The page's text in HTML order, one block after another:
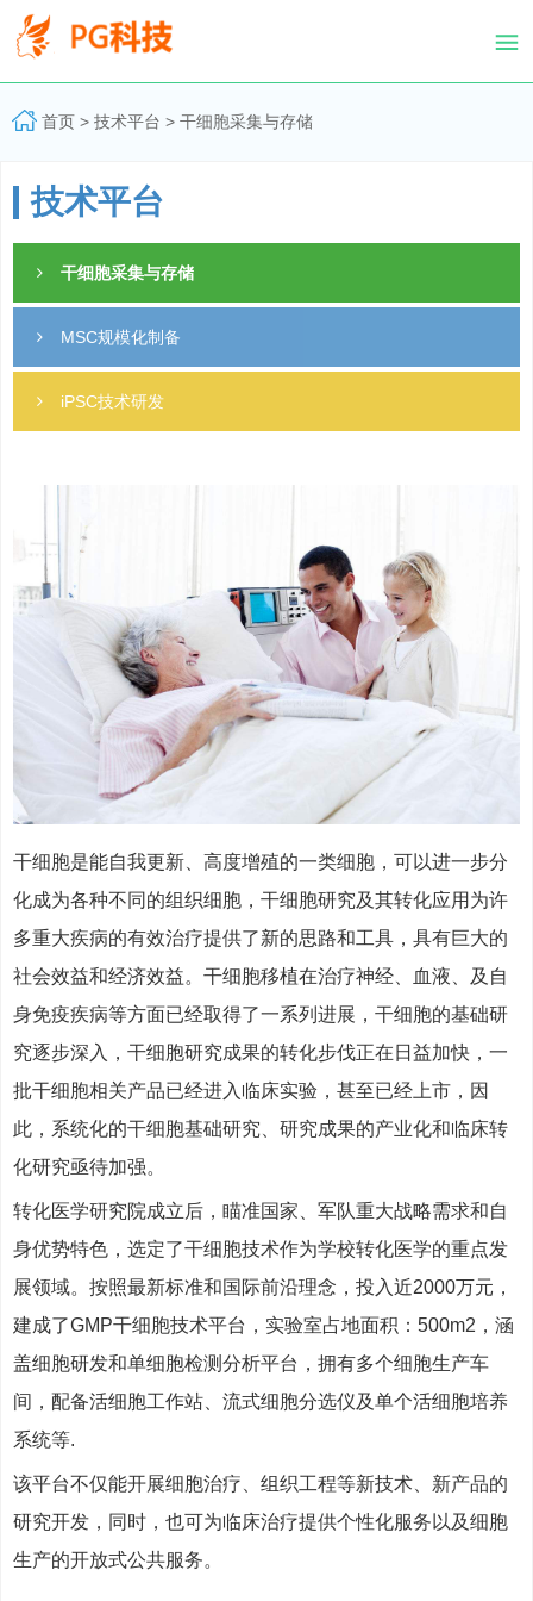
育
限
公
电
方
首页> 技术平台 > 干细胞采集与存储
技术平台
干细胞采集与存储
MSC规模化制备
iPSC技术研发
干细胞是能自我更新、高度增殖的一类细胞，可以进一步分
化成为各种不同的组织细胞，干细胞研究及其转化应用为许
多重大疾病的有效治疗提供了新的思路和工具，具有巨大的
社会效益和经济效益。干细胞移植在治疗神经、血液、及自
身免疫疾病等方面已经取得了一系列进展，干细胞的基础研
究逐步深入，干细胞研究成果的转化步伐正在日益加快，一
批干细胞相关产品已经进入临床实验，甚至已经上市，因
此，系统化的干细胞基础研究、研究成果的产业化和临床转
化研究亟待加强。
转化医学研究院成立后，瞄准国家、军队重大战略需求和自
身优势特色，选定了干细胞技术作为学校转化医学的重点发
展领域。按照最新标准和国际前沿理念，投入近2000万元，
建成了GMP干细胞技术平台，实验室占地面积：500m2，涵
盖细胞研发和单细胞检测分析平台，拥有多个细胞生产车
间，配备活细胞工作站、流式细胞分选仪及单个活细胞培养
系统等.
该平台不仅能开展细胞治疗、组织工程等新技术、新产品的
研究开发，同时，也可为临床治疗提供个性化服务以及细胞
生产的开放式公共服务。